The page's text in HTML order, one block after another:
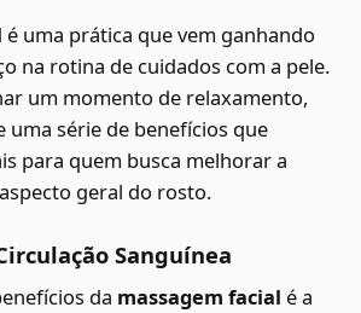
é uma prática que vem ganhando
na rotina de cuidados com a pele.
um momento de relaxamento,
uma série de benefícios que
para quem busca melhorar a
geral do rosto.
Sanguínea
da massagem facial é a